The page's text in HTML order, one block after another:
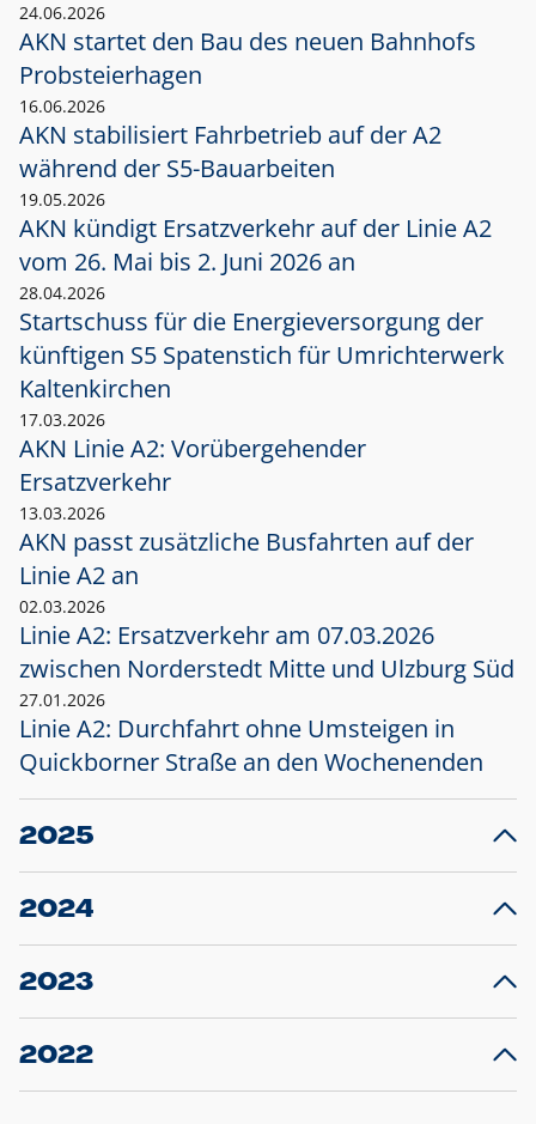
24.06.2026
AKN startet den Bau des neuen Bahnhofs
Probsteierhagen
16.06.2026
AKN stabilisiert Fahrbetrieb auf der A2
während der S5-Bauarbeiten
19.05.2026
AKN kündigt Ersatzverkehr auf der Linie A2
vom 26. Mai bis 2. Juni 2026 an
28.04.2026
Startschuss für die Energieversorgung der
künftigen S5 Spatenstich für Umrichterwerk
Kaltenkirchen
17.03.2026
AKN Linie A2: Vorübergehender
Ersatzverkehr
13.03.2026
AKN passt zusätzliche Busfahrten auf der
Linie A2 an
02.03.2026
Linie A2: Ersatzverkehr am 07.03.2026
zwischen Norderstedt Mitte und Ulzburg Süd
27.01.2026
Linie A2: Durchfahrt ohne Umsteigen in
Quickborner Straße an den Wochenenden
2025
23.12.2025
Projekt S5: Start der Bauarbeiten am
2024
10.12.2024
Großprojekt S5: Sperrung der Bahnstraße in
2023
20.12.2023
Schleswig-Holstein verlängert den
2022
22.12.2022